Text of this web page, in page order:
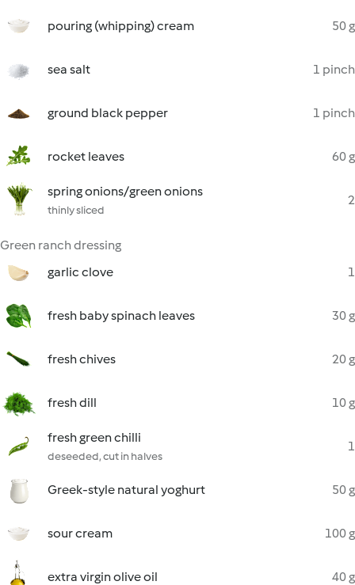
pouring (whipping) cream 50 g
sea salt 1 pinch
ground black pepper 1 pinch
rocket leaves 60 g
spring onions/green onions
thinly sliced
2
Green ranch dressing
garlic clove
1
fresh baby spinach leaves 30 g
fresh chives 20 g
fresh dill 10 g
fresh green chilli
deseeded, cut in halves
1
Greek-style natural yoghurt 50 g
sour cream 100 g
extra virgin olive oil 40 g